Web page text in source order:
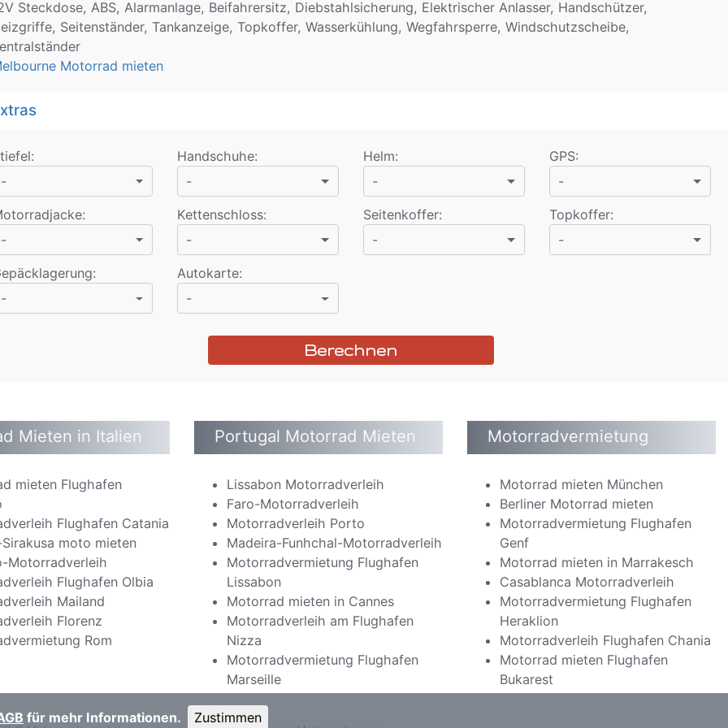
Steckdose, ABS, Alarmanlage, Beifahrersitz, Diebstahlsicherung, Elektrischer Anlasser, Handschützer,
Seitenständer, Tankanzeige, Topkoffer, Wasserkühlung, Wegfahrsperre, Windschutzscheibe,
Motorrad mieten
:
-
Handschuhe:
-
Helm:
-
GPS:
-
:
-
Kettenschloss:
-
Seitenkoffer:
-
Topkoffer:
-
:
-
Autokarte:
-
Berechnen
Mieten in Italien
mieten Flughafen
Flughafen Catania
moto mieten
Motorradverleih
Flughafen Olbia
Mailand
Florenz
Rom
Portugal Motorrad Mieten
Lissabon Motorradverleih
Faro-Motorradverleih
Motorradverleih Porto
Madeira-Funhchal-Motorradverleih
Motorradvermietung Flughafen
Lissabon
Motorrad mieten in Cannes
Motorradverleih am Flughafen
Nizza
Motorradvermietung Flughafen
Marseille
Motorradvermietung
Motorrad mieten München
Berliner Motorrad mieten
Motorradvermietung Flughafen
Genf
Motorrad mieten in Marrakesch
Casablanca Motorradverleih
Motorradvermietung Flughafen
Heraklion
Motorradverleih Flughafen Chania
Motorrad mieten Flughafen
Bukarest
für mehr Informationen. Zustimmen